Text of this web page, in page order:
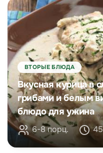
ВТОРЫЕ БЛЮДА
Вкусная курица в
грибами и белым
блюдо для ужина
6-8 порц.